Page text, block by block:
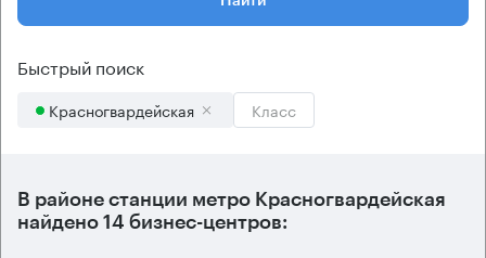
Быстрый поиск
Красногвардейская Класс
В районе станции метро Красногвардейская
найдено 14 бизнес-центров: